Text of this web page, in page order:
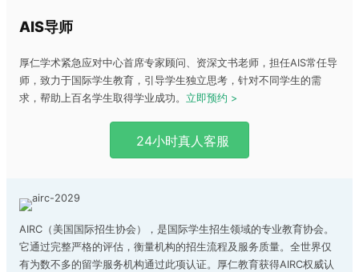
AIS导师
厚仁学术紧急应对中心首席专家顾问、资深文书老师，担任AIS常任导
师，致力于国际学生教育，引导学生独立思考，针对不同学生的需
求，帮助上百名学生取得学业成功。 立即预约 >
24小时真人客服
AIRC（美国国际招生协会），是国际学生招生领域的专业教育协会。
它通过完整严格的评估，衡量机构的招生流程及服务质量。全世界仅
有为数不多的留学服务机构通过此项认证。厚仁教育获得AIRC权威认